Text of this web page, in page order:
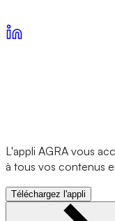
L'appli AGRA vous
à tous vos contenus
Téléchargez l'appli